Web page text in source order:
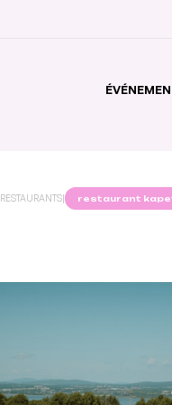
RESTAURANTS| restaurant